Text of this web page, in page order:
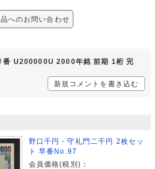
へのお問い合わせ
番 U200000U 2000年銘 前期 1桁 完
新規コメントを書き込む
野口千円・守礼門二千円 2枚セッ
ト 早番No.97
会員価格(税別)：